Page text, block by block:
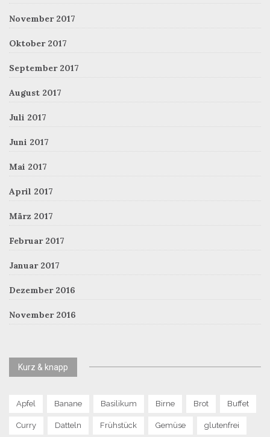
November 2017
Oktober 2017
September 2017
August 2017
Juli 2017
Juni 2017
Mai 2017
April 2017
März 2017
Februar 2017
Januar 2017
Dezember 2016
November 2016
Kurz & knapp
Apfel Banane Basilikum Birne Brot Buffet
Curry Datteln Frühstück Gemüse glutenfrei